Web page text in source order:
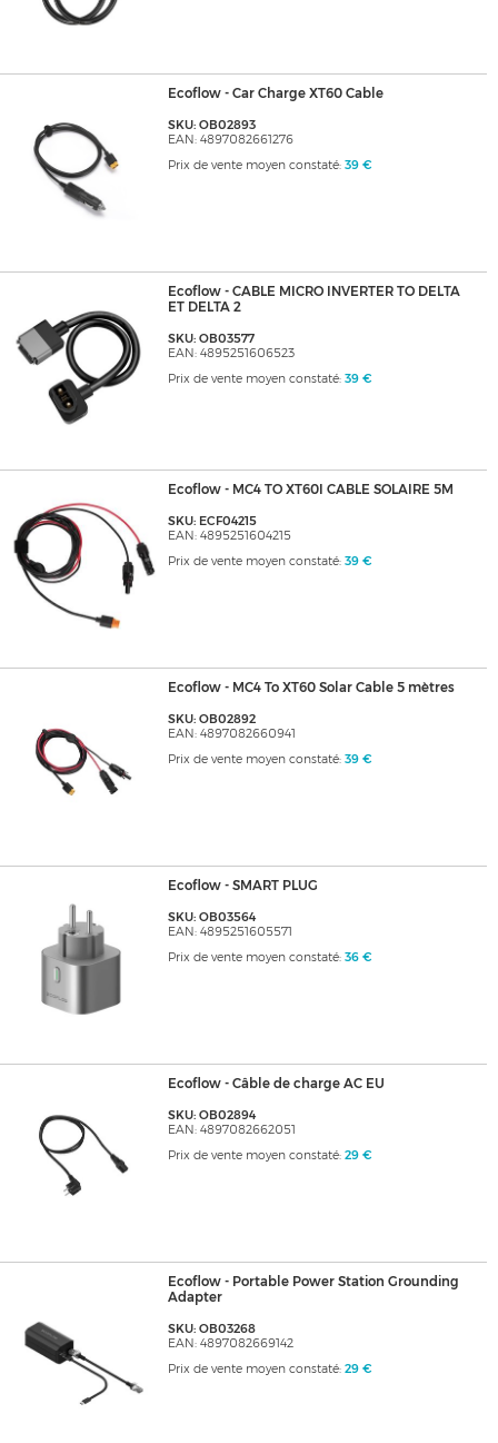
Ecoflow - Car Charge XT60 Cable
SKU: OB02893
EAN: 4897082661276
Prix de vente moyen constaté: 39 €
Ecoflow - CABLE MICRO INVERTER TO DELTA
ET DELTA 2
SKU: OB03577
EAN: 4895251606523
Prix de vente moyen constaté: 39 €
Ecoflow - MC4 TO XT60I CABLE SOLAIRE 5M
SKU: ECF04215
EAN: 4895251604215
Prix de vente moyen constaté: 39 €
Ecoflow - MC4 To XT60 Solar Cable 5 mètres
SKU: OB02892
EAN: 4897082660941
Prix de vente moyen constaté: 39 €
Ecoflow - SMART PLUG
SKU: OB03564
EAN: 4895251605571
Prix de vente moyen constaté: 36 €
Ecoflow - Câble de charge AC EU
SKU: OB02894
EAN: 4897082662051
Prix de vente moyen constaté: 29 €
Ecoflow - Portable Power Station Grounding
Adapter
SKU: OB03268
EAN: 4897082669142
Prix de vente moyen constaté: 29 €